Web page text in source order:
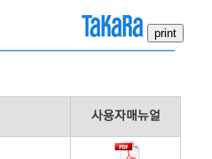
사용자매뉴얼